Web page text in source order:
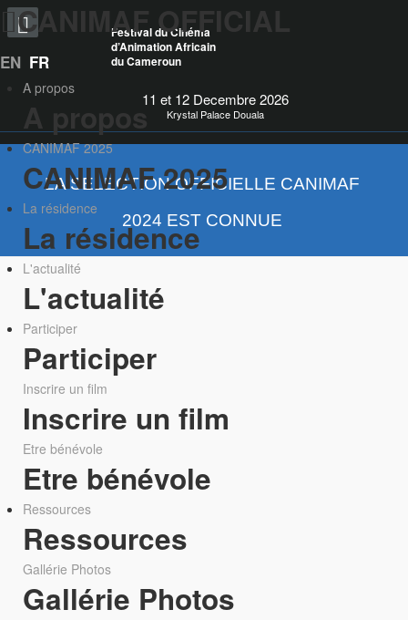
Festival du Cinéma
d’Animation Africain
du Cameroun
11 et 12 Decembre 2026
Krystal Palace Douala
CANIMAF OFFICIAL
EN FR
A propos
A propos
CANIMAF 2025
CANIMAF 2025
La résidence
La résidence
L'actualité
L'actualité
Participer
Participer
Inscrire un film
Inscrire un film
Etre bénévole
Etre bénévole
Ressources
Ressources
Gallérie Photos
Gallérie Photos
LA SÉLECTION OFFICIELLE CANIMAF
2024 EST CONNUE